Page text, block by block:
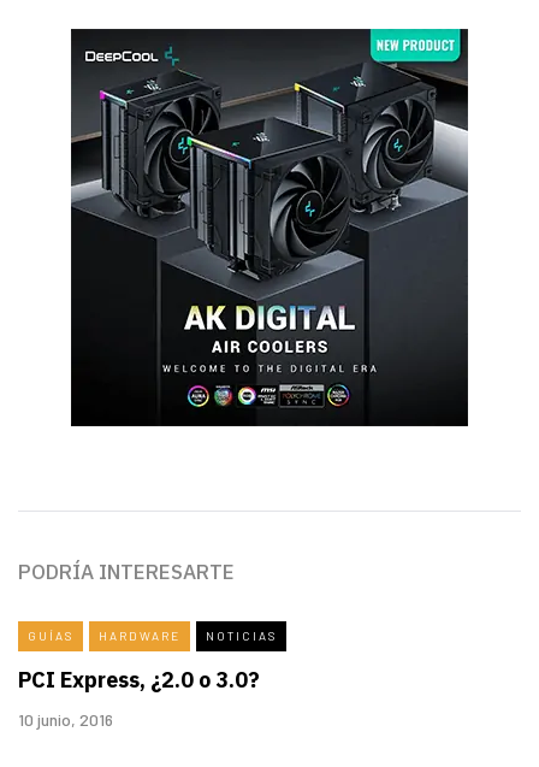
PODRÍA INTERESARTE
GUÍAS HARDWARE NOTICIAS
PCI Express, ¿2.0 o 3.0?
10 junio, 2016